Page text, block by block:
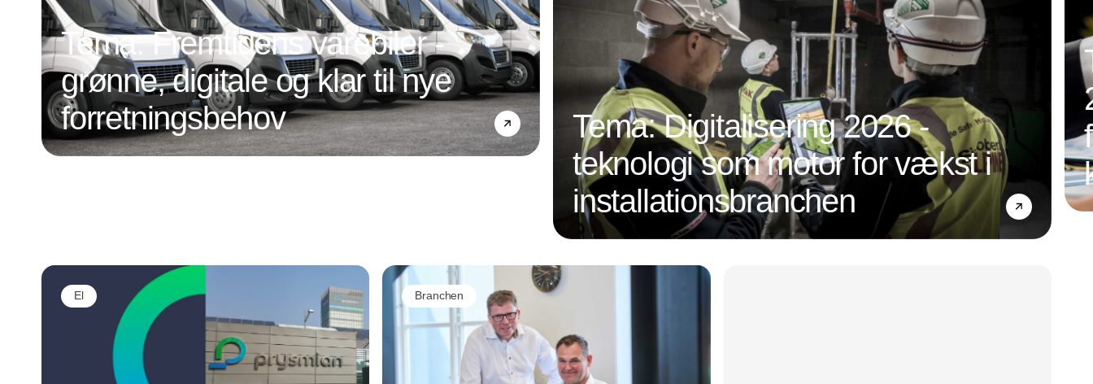
Tema: Fremtidens varebiler -
grønne, digitale og klar til nye
forretningsbehov
Tema: Digitalisering 2026 -
teknologi som motor for vækst i
installationsbranchen
Annonce
El
Branchen